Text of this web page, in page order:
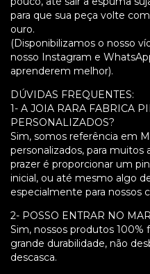
para que sua peça volte
ouro.
(Disponibilizamos o nosso
nosso Instagram e
aprenderem melhor).
DÚVIDAS FREQUENTES:
1- A JOIA RARA FABRICA
PERSONALIZADOS?
Sim, somos referência em
personalizados, para muitos
prazer é proporcionar um
inicial, ou até mesmo algo
especialmente para nossos
2- POSSO ENTRAR NO
Sim, nossos produtos
grande durabilidade, não
descasca.